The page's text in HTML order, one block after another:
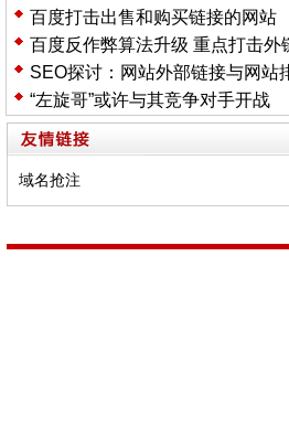
百度打击出售和购买链接的网站
百度反作弊算法升级 重点打击外
SEO探讨：网站外部链接与网站
“左旋哥”或许与其竞争对手开战
域名抢注